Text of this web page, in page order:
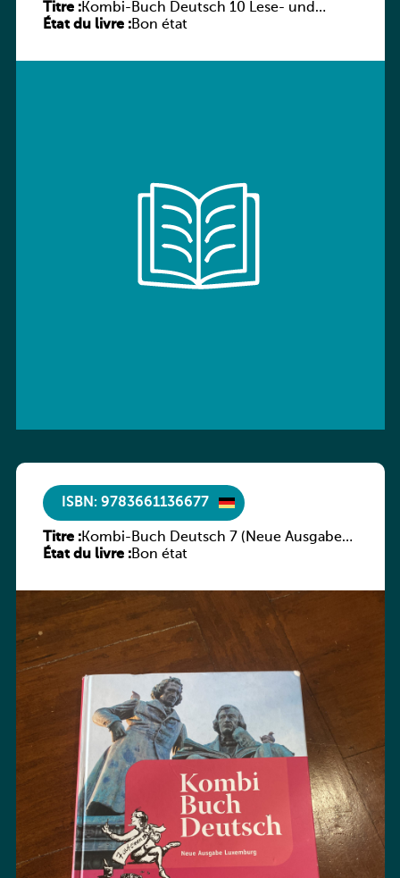
Titre :Kombi-Buch Deutsch 10 Lese- und
Sprachbuch
État du livre :Bon état
ISBN: 9783661136677
Titre :Kombi-Buch Deutsch 7 (Neue Ausgabe
Luxemburg)
État du livre :Bon état